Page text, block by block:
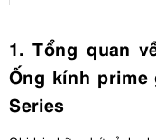
1. Tổng quan
Ống kính prime
Series